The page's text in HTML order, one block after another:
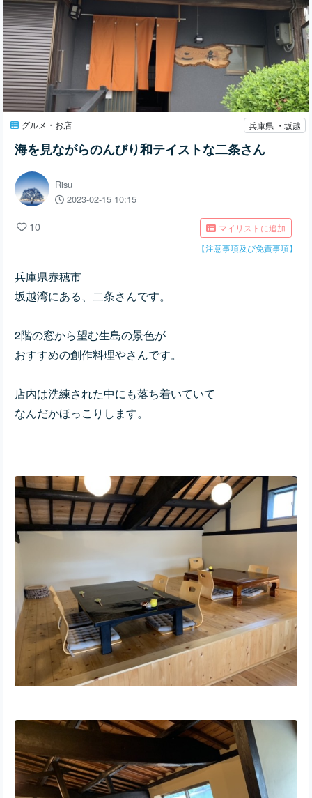
グルメ・お店 兵庫県 ・坂越
海を見ながらのんびり和テイストな二条さん
Risu
2023-02-15 10:15
10
マイリストに追加
【注意事項及び免責事項】
兵庫県赤穂市
坂越湾にある、二条さんです。
2階の窓から望む生島の景色が
おすすめの創作料理やさんです。
店内は洗練された中にも落ち着いていて
なんだかほっこりします。